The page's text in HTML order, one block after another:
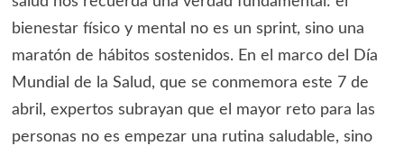
bienestar físico y mental no es un sprint, sino una
maratón de hábitos sostenidos. En el marco del Día
Mundial de la Salud, que se conmemora este 7 de
abril, expertos subrayan que el mayor reto para las
personas no es empezar una rutina saludable, sino